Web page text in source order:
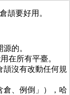
頡要好用。
的。
在所有平臺。
頡沒有改動任何規
倉、例倒」），哈